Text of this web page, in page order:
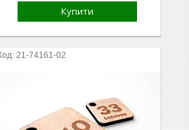
Купити
21-74161-02